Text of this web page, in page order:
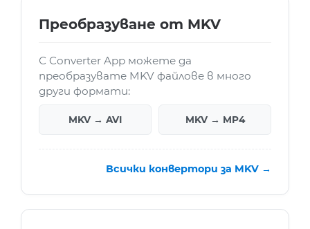
Преобразуване от MKV
С Converter App можете да
преобразувате MKV файлове в много
други формати:
MKV → AVI MKV → MP4
Всички конвертори за MKV →